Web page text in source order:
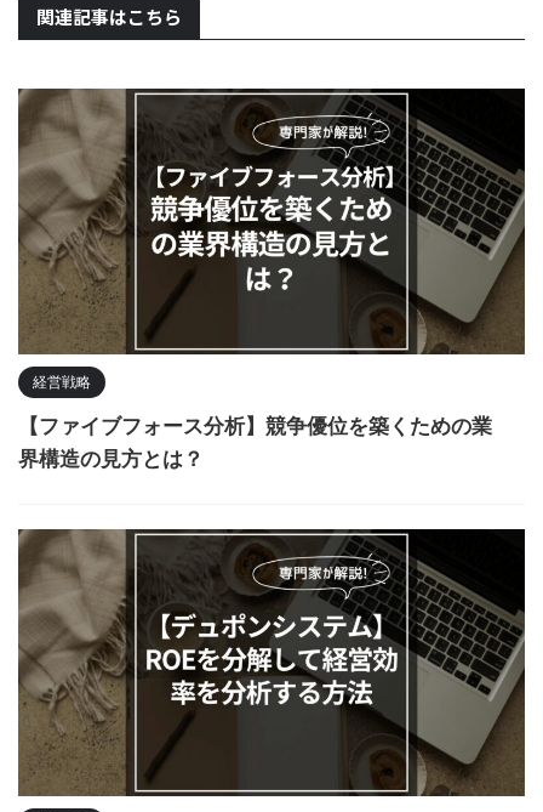
関連記事はこちら
経営戦略
【ファイブフォース分析】競争優位を築くための業
界構造の見方とは？